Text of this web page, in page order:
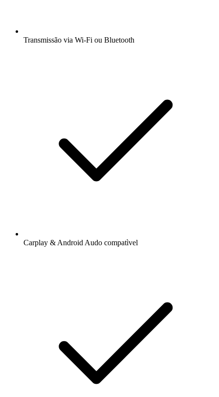
Transmissão via Wi-Fi ou Bluetooth
Carplay & Android Audo compatìvel